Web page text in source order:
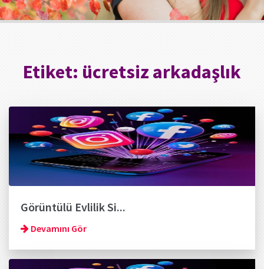
Etiket: ücretsiz arkadaşlık
Görüntülü Evlilik Si...
Devamını Gör